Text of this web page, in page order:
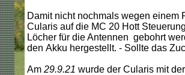
Damit nicht nochmals wegen einem
Cularis auf die MC 20 Hott
Löcher für die Antennen gebohrt
den Akku hergestellt. - Sollte das
Am 29.9.21 wurde der Cularis mit